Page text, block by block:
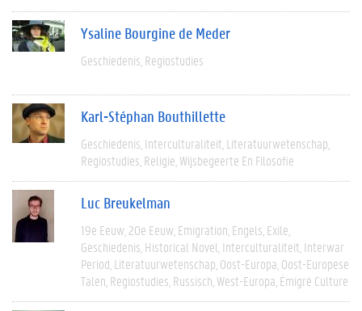
Ysaline Bourgine de Meder
Geschiedenis Regiostudies
Karl-Stéphan Bouthillette
Geschiedenis Interculturaliteit Literatuurwetenschap
Regiostudies Religie Wijsbegeerte En Filosofie
Luc Breukelman
19e Eeuw 20e Eeuw Emigration Engels Exile
Geschiedenis Historical Novel Interculturaliteit Interwar
Period Literatuurwetenschap Oost-Europa Oost-Europese
Talen Regiostudies Russisch West-Europa Émigré Culture